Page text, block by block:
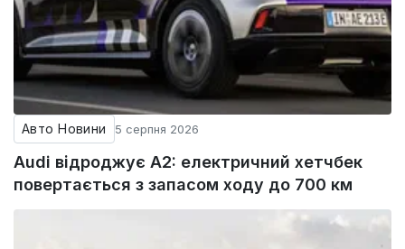
Авто Новини 5 серпня 2026
Audi відроджує A2: електричний хетчбек
повертається з запасом ходу до 700 км